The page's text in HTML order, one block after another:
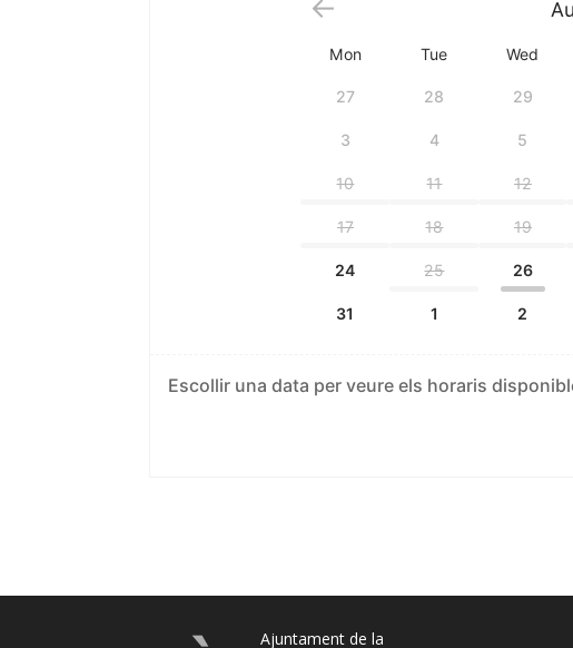
Mon Tue Wed
27 28 29
3 4 5
10 11 12
17 18 19
24 25 26
31 1 2
Escollir una data per veure els horaris
Ajuntament de la